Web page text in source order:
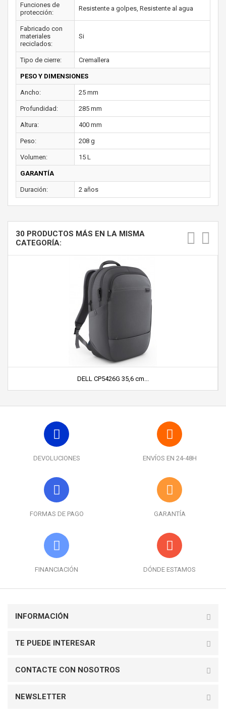
Funciones de
protección:
Resistente a golpes, Resistente al agua
Fabricado con
materiales
reciclados:
Si
Tipo de cierre: Cremallera
PESO Y DIMENSIONES
Ancho: 25 mm
Profundidad: 285 mm
Altura: 400 mm
Peso: 208 g
Volumen: 15 L
GARANTÍA
Duración: 2 años
30 PRODUCTOS MÁS EN LA MISMA
CATEGORÍA:
DELL CP5426G 35,6 cm...
DEVOLUCIONES ENVÍOS EN 24-48H
FORMAS DE PAGO GARANTÍA
FINANCIACIÓN DÓNDE ESTAMOS
INFORMACIÓN
TE PUEDE INTERESAR
CONTACTE CON NOSOTROS
NEWSLETTER